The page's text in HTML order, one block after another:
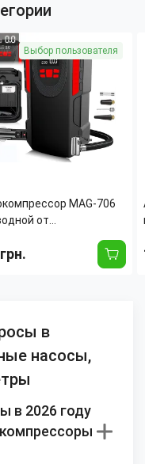
Выбор пользователя
MAG-706
от
35 л/мин, с
в
насосы,
в 2026 году